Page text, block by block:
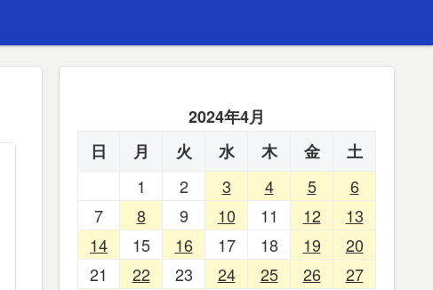
2024年4月
日
月 火 水 木 金
土
1
2 3 4 5
6
7
8 9 10 11 12
13
14
15 16 17 18 19
20
21
22 23 24 25 26
27